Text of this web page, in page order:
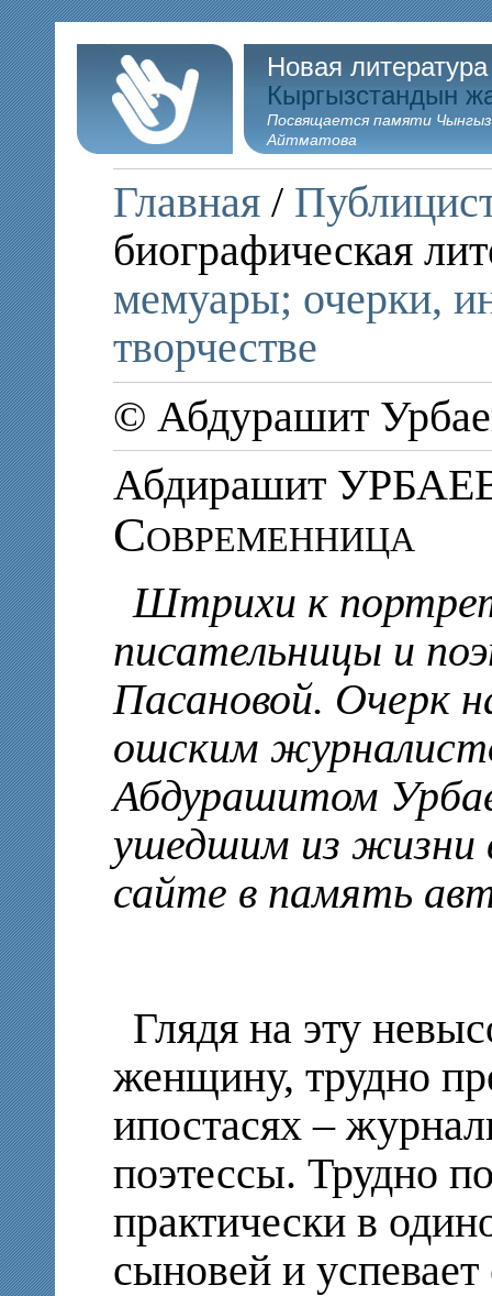
Новая
Кыргызстандын
Посвящается памяти
Айтматова
Главная /
биографическая
мемуары; очерки,
творчестве
© Абдурашит
Абдирашит
Современница
Штрихи к
писательницы и
Пасановой. Очерк
ошским
Абдурашитом
ушедшим из жизни
сайте в память
Глядя на эту
женщину, трудно
ипостасях –
поэтессы. Трудно
практически в
сыновей и